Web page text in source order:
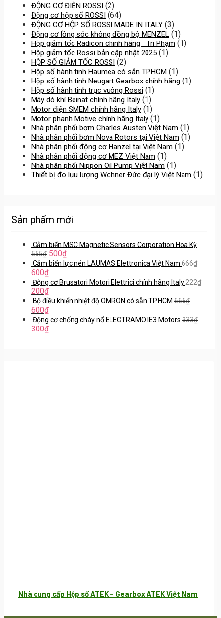
ĐỘNG CƠ ĐIỆN ROSSI (2)
Động cơ hộp số ROSSI (64)
ĐỘNG CƠ HỘP SỐ ROSSI MADE IN ITALY (3)
Động cơ lồng sóc không đồng bộ MENZEL (1)
Hộp giảm tốc Radicon chính hãng _Trí Phạm (1)
Hộp giảm tốc Rossi bản cập nhật 2025 (1)
HỘP SỐ GIẢM TỐC ROSSI (2)
Hộp số hành tinh Haumea có sẵn TP.HCM (1)
Hộp số hành tinh Neugart Gearbox chính hãng (1)
Hộp số hành tinh trục vuông Rossi (1)
Máy dò khí Beinat chính hãng Italy (1)
Motor điện SMEM chính hãng Italy (1)
Motor phanh Motive chính hãng Italy (1)
Nhà phân phối bơm Charles Austen Việt Nam (1)
Nhà phân phối bơm Nova Rotors tại Việt Nam (1)
Nhà phân phối động cơ Hanzel tại Việt Nam (1)
Nhà phân phối động cơ MEZ Việt Nam (1)
Nhà phân phối Nippon Oil Pump Việt Nam (1)
Thiết bị đo lưu lượng Wohner Đức đại lý Việt Nam (1)
Sản phẩm mới
Cảm biến MSC Magnetic Sensors Corporation Hoa Kỳ
555₫ 500₫
Cảm biến lực nén LAUMAS Elettronica Việt Nam 666₫
600₫
Động cơ Brusatori Motori Elettrici chính hãng Italy222₫
200₫
Bộ điều khiển nhiệt độ OMRON có sẵn TP.HCM 666₫
600₫
Động cơ chống cháy nổ ELECTRAMO IE3 Motors 333₫
300₫
Nhà cung cấp Hộp số ATEK – Gearbox ATEK Việt Nam